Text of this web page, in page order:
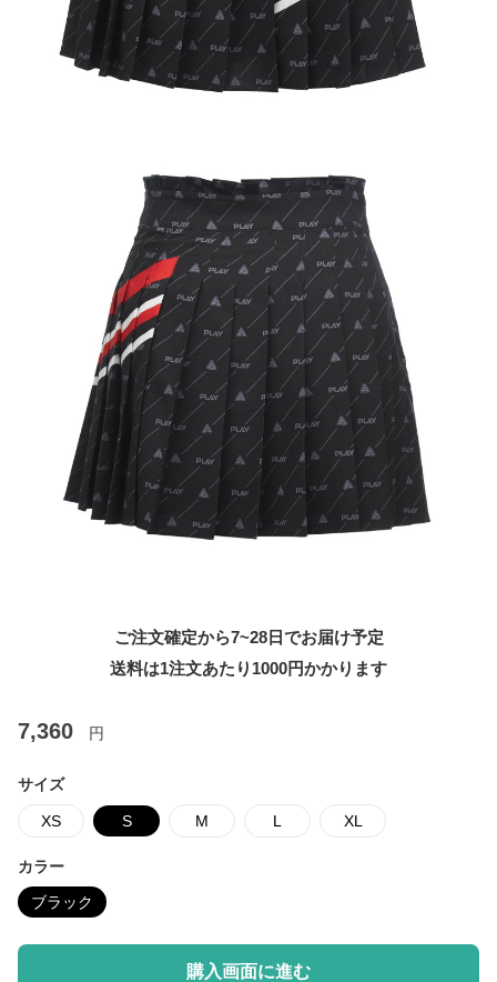
ご注文確定から7~28日でお届け予定
送料は1注文あたり 1000円かかります
7,360 円
サイズ
XS S M L XL
カラー
ブラック
購入画面に進む